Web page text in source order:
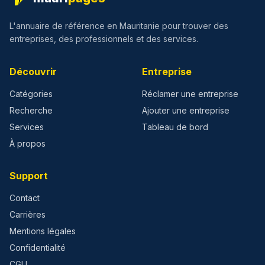
L'annuaire de référence en Mauritanie pour trouver des
entreprises, des professionnels et des services.
Découvrir
Catégories
Recherche
Services
À propos
Entreprise
Réclamer une entreprise
Ajouter une entreprise
Tableau de bord
Support
Contact
Carrières
Mentions légales
Confidentialité